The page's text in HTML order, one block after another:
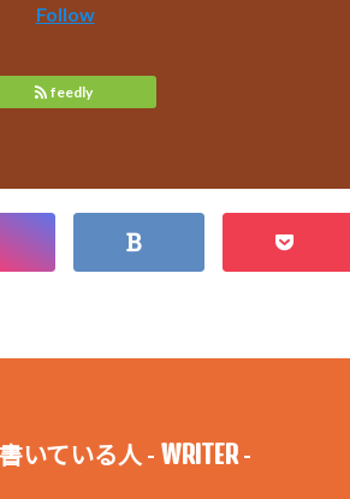
Follow
feedly
いている人 - WRITER-